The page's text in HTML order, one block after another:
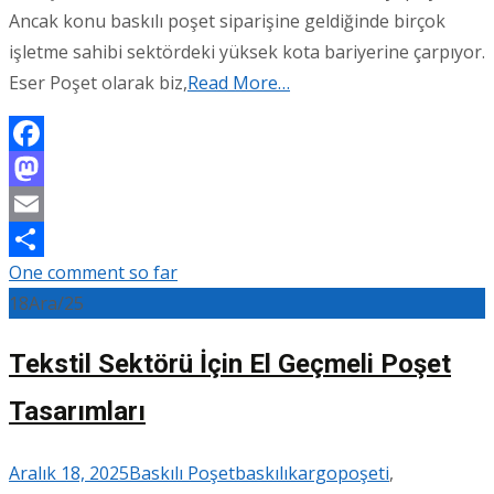
Ancak konu baskılı poşet siparişine geldiğinde birçok
işletme sahibi sektördeki yüksek kota bariyerine çarpıyor.
Eser Poşet olarak biz,Read More…
Facebook
Mastodon
Email
Share
One comment so far
18Ara/25
Tekstil Sektörü İçin El Geçmeli Poşet
Tasarımları
Aralık 18, 2025Baskılı Poşetbaskılıkargopoşeti,